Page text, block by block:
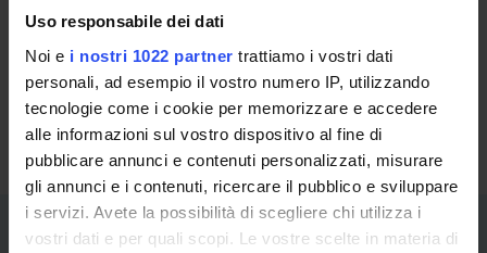
Uso responsabile dei dati
Noi e i nostri 1022 partner trattiamo i vostri dati
personali, ad esempio il vostro numero IP, utilizzando
tecnologie come i cookie per memorizzare e accedere
alle informazioni sul vostro dispositivo al fine di
pubblicare annunci e contenuti personalizzati, misurare
gli annunci e i contenuti, ricercare il pubblico e sviluppare
i servizi. Avete la possibilità di scegliere chi utilizza i
vostri dati e per quali scopi. Le vostre scelte in materia di
Email
dottorati.ricerca@ateneo.univr.it